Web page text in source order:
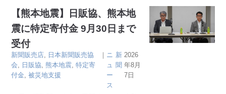
【熊本地震】日販協、熊本地
震に特定寄付金 9月30日まで
受付
新聞販売店, 日本新聞販売協
会, 日販協, 熊本地震,特定寄
付金,被災地支援
｜ ニ
ュ
ー
ス
新
聞
2026
年8月
7日